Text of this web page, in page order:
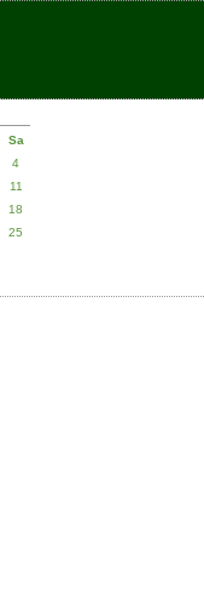
Sa
4
11
18
25